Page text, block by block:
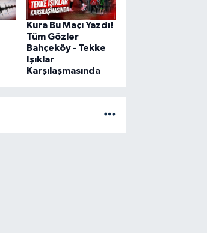
Kura Bu Maçı Yazdı!
Tüm Gözler
Bahçeköy - Tekke
Işıklar
Karşılaşmasında